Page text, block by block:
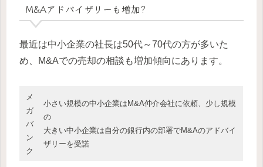
M&Aアドバイザリーも増加?
最近は中小企業の社長は50代～70代の方が多いた
め、M&Aでの売却の相談も増加傾向にあります。
メ
ガ
バ
ン
ク
小さい規模の中小企業はM&A仲介会社に依頼、少し規模
の
大きい中小企業は自分の銀行内の部署でM&Aのアドバイ
ザリーを受諾